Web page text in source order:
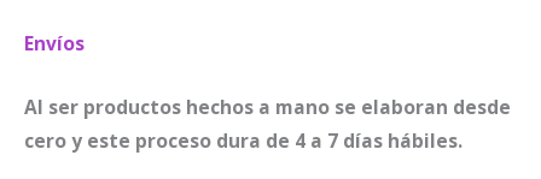
Envíos
Al ser productos hechos a mano se elaboran desde
cero y este proceso dura de 4 a 7 días hábiles.